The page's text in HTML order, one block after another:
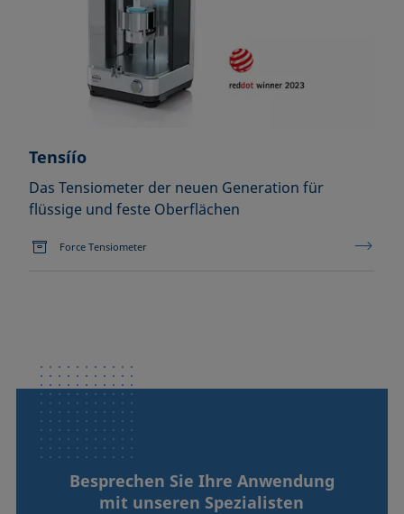
Tensíío
Das Tensiometer der neuen Generation für
flüssige und feste Oberflächen
Force Tensiometer
Besprechen Sie Ihre Anwendung
mit unseren Spezialisten